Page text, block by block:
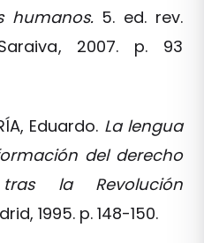
humanos.5. ed. rev.
2007. p. 93
Eduardo. La lengua
del derecho
la Revolución
1995. p. 148-150.